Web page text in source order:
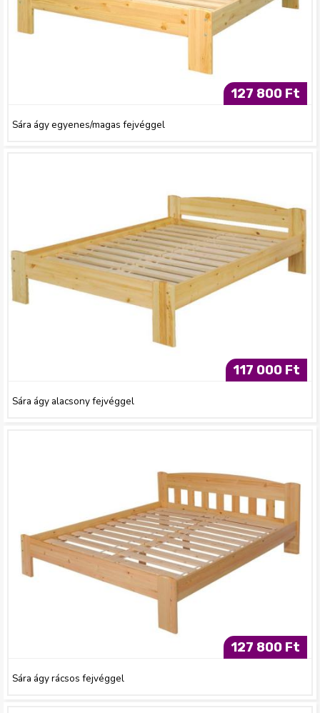
127 800 Ft
Sára ágy egyenes/magas fejvéggel
117 000 Ft
Sára ágy alacsony fejvéggel
127 800 Ft
Sára ágy rácsos fejvéggel